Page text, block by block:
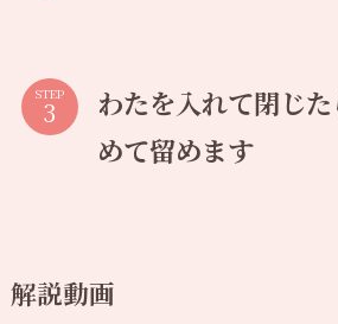
STEP
わたを入れて閉じ
めて留めます
解説動画